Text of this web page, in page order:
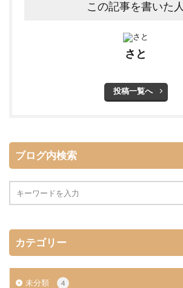
この記事を書いた人
さと
投稿一覧へ
ブログ内検索
カテゴリー
未分類 4